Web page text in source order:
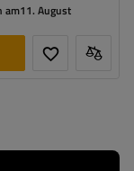
am11. August